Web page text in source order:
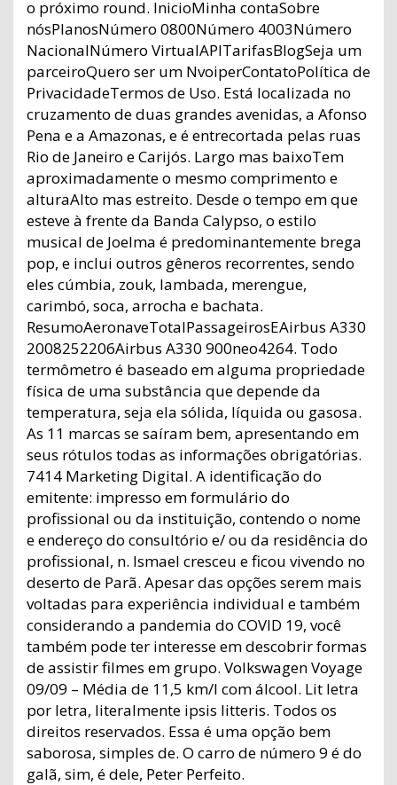
o próximo round. InicioMinha contaSobre
nósPlanosNúmero 0800Número 4003Número
NacionalNúmero VirtualAPITarifasBlogSeja um
parceiroQuero ser um NvoiperContatoPolítica de
PrivacidadeTermos de Uso. Está localizada no
cruzamento de duas grandes avenidas, a Afonso
Pena e a Amazonas, e é entrecortada pelas ruas
Rio de Janeiro e Carijós. Largo mas baixoTem
aproximadamente o mesmo comprimento e
alturaAlto mas estreito. Desde o tempo em que
esteve à frente da Banda Calypso, o estilo
musical de Joelma é predominantemente brega
pop, e inclui outros gêneros recorrentes, sendo
eles cúmbia, zouk, lambada, merengue,
carimbó, soca, arrocha e bachata.
ResumoAeronaveTotalPassageirosEAirbus A330
2008252206Airbus A330 900neo4264. Todo
termômetro é baseado em alguma propriedade
física de uma substância que depende da
temperatura, seja ela sólida, líquida ou gasosa.
As 11 marcas se saíram bem, apresentando em
seus rótulos todas as informações obrigatórias.
7414 Marketing Digital. A identificação do
emitente: impresso em formulário do
profissional ou da instituição, contendo o nome
e endereço do consultório e/ ou da residência do
profissional, n. Ismael cresceu e ficou vivendo no
deserto de Parã. Apesar das opções serem mais
voltadas para experiência individual e também
considerando a pandemia do COVID 19, você
também pode ter interesse em descobrir formas
de assistir filmes em grupo. Volkswagen Voyage
09/09 – Média de 11,5 km/l com álcool. Lit letra
por letra, literalmente ipsis litteris. Todos os
direitos reservados. Essa é uma opção bem
saborosa, simples de. O carro de número 9 é do
galã, sim, é dele, Peter Perfeito.